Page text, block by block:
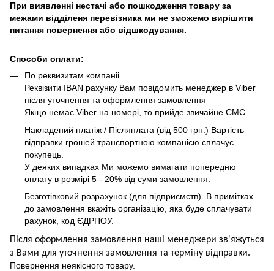
При виявленні нестачі або пошкодження товару за
межами відділеня перевізника ми не зможемо вирішити
питання повернення або відшкодування.
Способи оплати:
По реквизитам компаніі.
Реквізити IBAN рахунку Вам повідомить менеджер в Viber
після уточнення та оформлення замовлення
Якщо немає Viber на номері, то прийде звичайне СМС.
Накладений платіж / Післяплата (від 500 грн.) Вартість
відправки грошей транспортною компанією сплачує
покупець.
У деяких випадках Ми можемо вимагати попередню
оплату в розмірі 5 - 20% від суми замовлення.
Безготівковий розрахунок (для підприємств). В примітках
до замовлення вкажіть організацію, яка буде сплачувати
рахунок, код ЄДРПОУ.
Після оформлення замовлення наші менеджери зв'яжуться
з Вами для уточнення замовлення та терміну відправки.
Повернення неякісного товару.